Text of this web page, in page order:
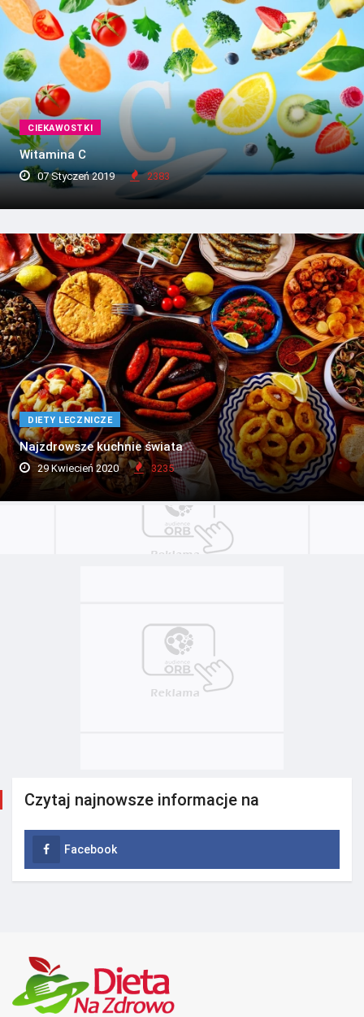
CIEKAWOSTKI
Witamina C
07 Styczeń 2019 2383
DIETY LECZNICZE
Najzdrowsze kuchnie świata
29 Kwiecień 2020 3235
Czytaj najnowsze informacje na
Facebook